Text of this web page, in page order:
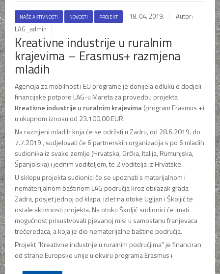
NAŠE AKTIVNOSTI NOVOSTI PROJEKT 18. 04. 2019.
Autor:
LAG_admin
Kreativne industrije u ruralnim
krajevima – Erasmus+ razmjena
mladih
Agencija za mobilnost i EU programe je donijela odluku o dodjeli
financijske potpore LAG-u Mareta za provedbu projekta
Kreativne industrije u ruralnim krajevima (program Erasmus +)
u ukupnom iznosu od 23.100,00 EUR.
Na razmjeni mladih koja će se održati u Zadru, od 28.6.2019. do
7.7.2019., sudjelovati će 6 partnerskih organizacija s po 6 mladih
sudionika iz svake zemlje (Hrvatska, Grčka, Italija, Rumunjska,
Španjolska) i jednim voditeljem, te 2 voditelja iz Hrvatske.
U sklopu projekta sudionici će se upoznati s materijalnom i
nematerijalnom baštinom LAG područja kroz obilazak grada
Zadra, posjet jednoj od klapa, izlet na otoke Ugljan i Školjić te
ostale aktivnosti projekta. Na otoku Školjić sudionici će imati
mogućnost prisustvovati pjevanoj misi u samostanu franjevaca
trećeredaca, a koja je dio nematerijalne baštine područja.
Projekt “Kreativne industrije u ruralnim područjima” je financiran
od strane Europske unije u okviru programa Erasmus+